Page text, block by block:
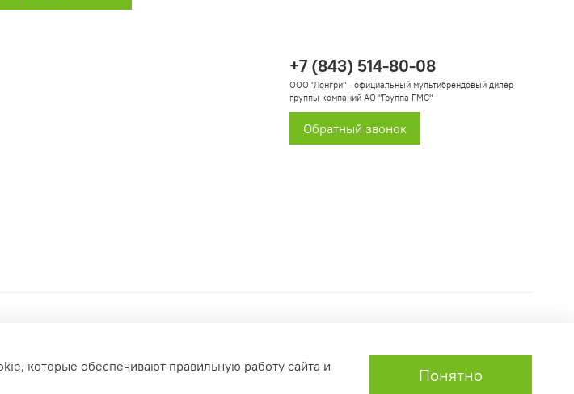
+7 (843) 514-80-08
ООО "Лонгри" - официальный мультибрендовый дилер
группы компаний АО "Группа ГМС"
Обратный звонок
которые обеспечивают правильную работу сайта и
Понятно